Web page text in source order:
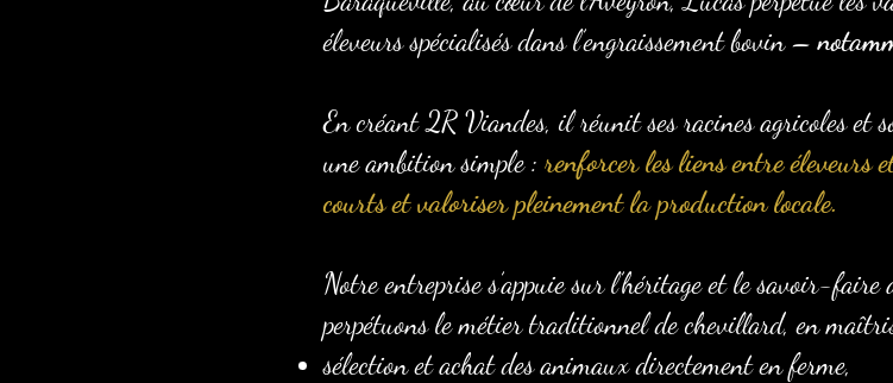
éleveurs spécialisés dans l’engraissement bovin –
En créant 2R Viandes, il réunit ses racines agricoles et
une ambition simple : renforcer les liens entre éleveurs
courts et valoriser pleinement la production locale.
Notre entreprise s’appuie sur l’héritage et le savoir-
perpétuons le métier traditionnel de chevillard, en
sélection et achat des animaux directement en ferme,